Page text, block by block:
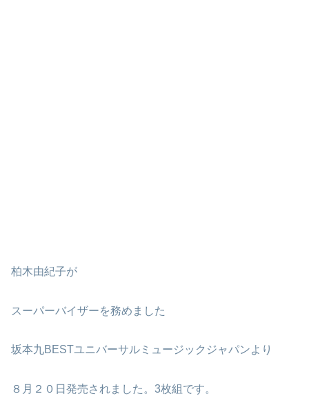
柏木由紀子が
スーパーバイザーを務めました
坂本九BESTユニバーサルミュージックジャパンより
８月２０日発売されました。3枚組です。